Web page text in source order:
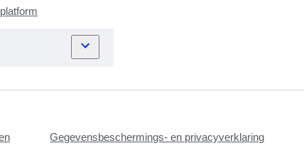
Gegevensbeschermings- en privacyverklaring